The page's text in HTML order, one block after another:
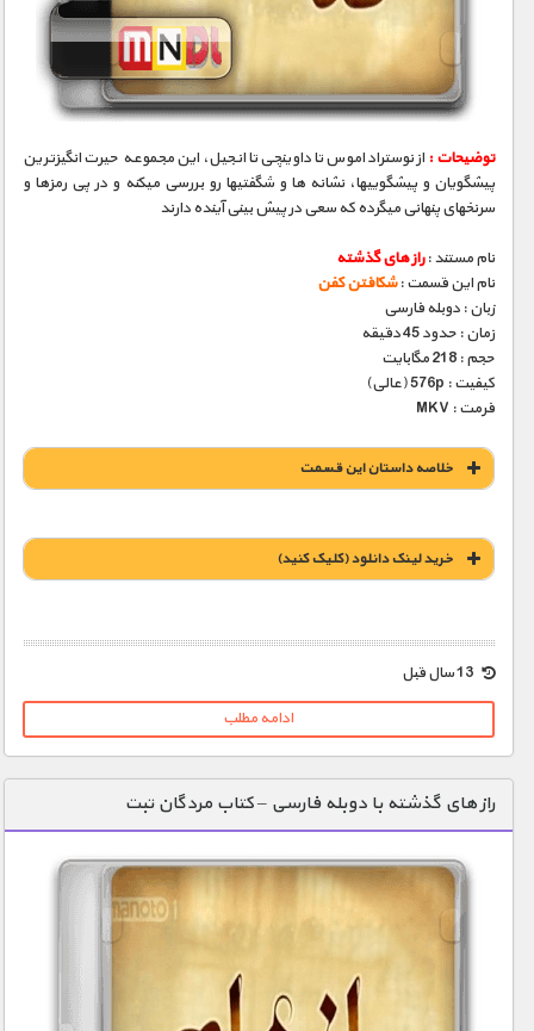
توضیحات :از نوستراداموس تا داوینچی تا انجیل، این مجموعه حیرت انگیزترین
پیشگویان و پیشگوییها، نشانه­ ها و شگفتیها رو بررسی میکنه و در پی رمزها و
سرنخهای پنهانی میگرده که سعی در پیش بینی آینده دارند
نام مستند :راز های گذشته
نام این قسمت :شکافتن کفن
زبان : دوبله فارسی
زمان : حدود 45 دقیقه
حجم : 218 مگابایت
کیفیت : 576p (عالی)
فرمت : MKV
خلاصه داستان این قسمت
خريد لينک دانلود (کليک کنيد)
1900 تومان – خريد لينک دانلود (افزودن به سبد خريد)
ادامه مطلب
راز های گذشته با دوبله فارسی – کتاب مردگان تبت